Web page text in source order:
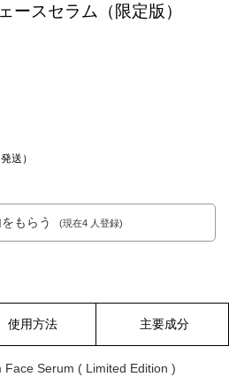
ースセラム（限定版）
送）
もらう (現在4 人登録)
使用方法 主要成分
Serum ( Limited Edition )